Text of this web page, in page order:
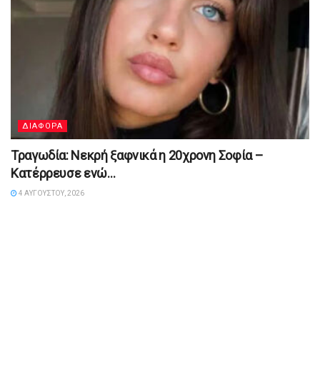
ΔΙΑΦΟΡΑ
Τραγωδία: Νεκρή ξαφνικά η 20χρονη Σοφία –
Κατέρρευσε ενώ…
4 ΑΥΓΟΎΣΤΟΥ, 2026